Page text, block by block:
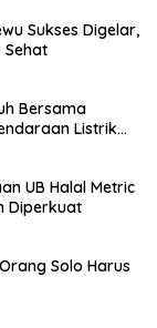
Sukses Digelar,
Sehat
Bersama
Listrik
UB Halal Metric
Diperkuat
Solo Harus